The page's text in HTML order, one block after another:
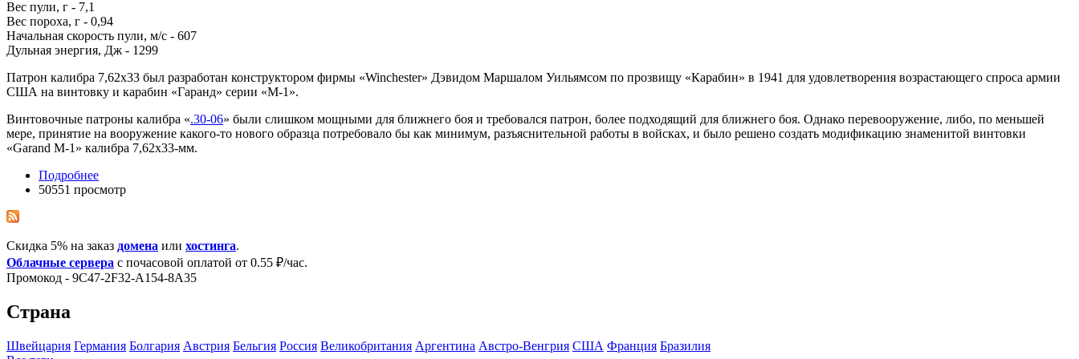
Вес пули, г - 7,1
Вес пороха, г - 0,94
Начальная скорость пули, м/с - 607
Дульная энергия, Дж - 1299
Патрон калибра 7,62х33 был разработан конструктором фирмы «Winchester» Дэвидом Маршалом Уильямсом по прозвищу «Карабин» в 1941 для удовлетворения возрастающего спроса армии
США на винтовку и карабин «Гаранд» серии «М-1».
Винтовочные патроны калибра «.30-06» были слишком мощными для ближнего боя и требовался патрон, более подходящий для ближнего боя. Однако перевооружение, либо, по меньшей
мере, принятие на вооружение какого-то нового образца потребовало бы как минимум, разъяснительной работы в войсках, и было решено создать модификацию знаменитой винтовки
«Garand M-1» калибра 7,62х33-мм.
Подробнее
50551 просмотр
Скидка 5% на заказ домена или хостинга.
Облачные сервера с почасовой оплатой от 0.55 ₽/час.
Промокод - 9C47-2F32-A154-8A35
Страна
Швейцария Германия Болгария Австрия Бельгия Росcия Великобритания Аргентина Австро-Венгрия США Франция Бразилия